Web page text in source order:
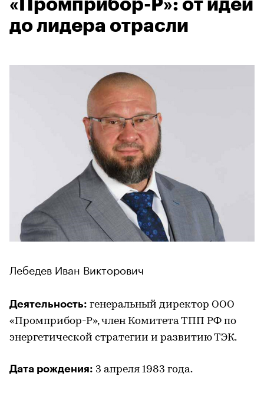
«Промприбор-Р»: от идеи
до лидера отрасли
Лебедев Иван Викторович
Деятельность: генеральный директор ООО
«Промприбор-Р», член Комитета ТПП РФ по
энергетической стратегии и развитию ТЭК.
Дата рождения: 3 апреля 1983 года.